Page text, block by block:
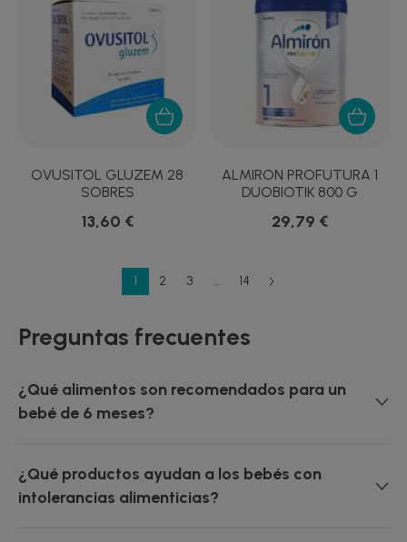
OVUSITOL GLUZEM 28
SOBRES
13,60 €
ALMIRON PROFUTURA 1
DUOBIOTIK 800 G
29,79 €
1 2 3 … 14
Preguntas frecuentes
¿Qué alimentos son recomendados para un
bebé de 6 meses?
¿Qué productos ayudan a los bebés con
intolerancias alimenticias?